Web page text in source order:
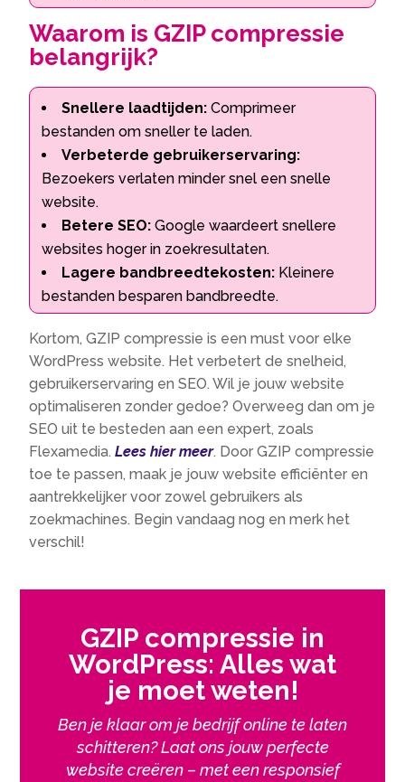
Waarom is GZIP compressie
belangrijk?
Snellere laadtijden: Comprimeer
bestanden om sneller te laden.
Verbeterde gebruikerservaring:
Bezoekers verlaten minder snel een snelle
website.
Betere SEO: Google waardeert snellere
websites hoger in zoekresultaten.
Lagere bandbreedtekosten: Kleinere
bestanden besparen bandbreedte.
Kortom, GZIP compressie is een must voor elke
WordPress website. Het verbetert de snelheid,
gebruikerservaring en SEO. Wil je jouw website
optimaliseren zonder gedoe? Overweeg dan om je
SEO uit te besteden aan een expert, zoals
Flexamedia.Lees hier meer. Door GZIP compressie
toe te passen, maak je jouw website efficiënter en
aantrekkelijker voor zowel gebruikers als
zoekmachines. Begin vandaag nog en merk het
verschil!
GZIP compressie in
WordPress: Alles wat
je moet weten!
Ben je klaar om je bedrijf online te laten
schitteren? Laat ons jouw perfecte
website creëren – met een responsief